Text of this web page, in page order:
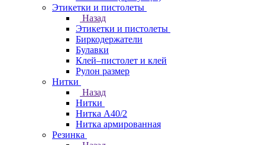
Этикетки и пистолеты
Назад
Этикетки и пистолеты
Биркодержатели
Булавки
Клей–пистолет и клей
Рулон размер
Нитки
Назад
Нитки
Нитка А40/2
Нитка армированная
Резинка